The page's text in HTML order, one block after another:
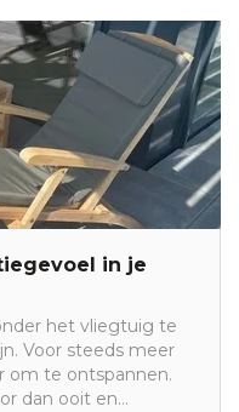
in je
het vliegtuig te
Voor steeds meer
om te ontspannen.
dan ooit en